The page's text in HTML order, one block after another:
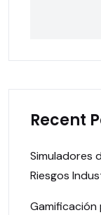
Recent
Simuladores
Riesgos
Gamificación